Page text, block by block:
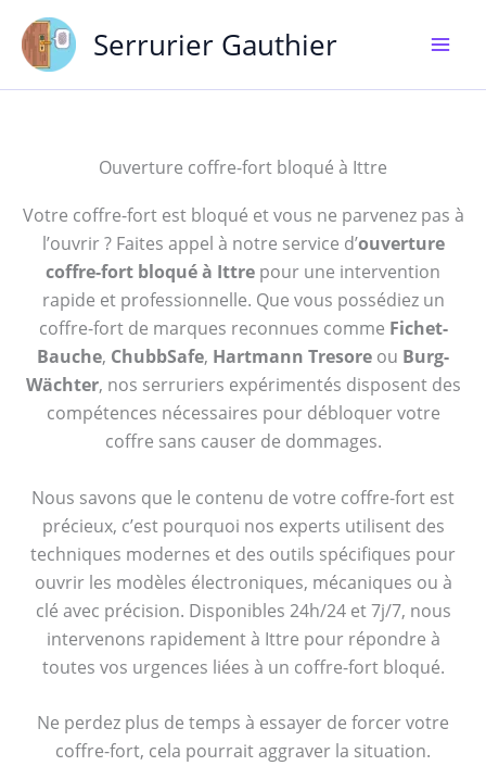
contenu
Serrurier Gauthier
Ouverture coffre-fort bloqué à Ittre
Votre coffre-fort est bloqué et vous ne parvenez pas à
l’ouvrir ? Faites appel à notre service d’ouverture
coffre-fort bloqué à Ittre pour une intervention
rapide et professionnelle. Que vous possédiez un
coffre-fort de marques reconnues comme Fichet-
Bauche, ChubbSafe, Hartmann Tresore ou Burg-
Wächter, nos serruriers expérimentés disposent des
compétences nécessaires pour débloquer votre
coffre sans causer de dommages.
Nous savons que le contenu de votre coffre-fort est
précieux, c’est pourquoi nos experts utilisent des
techniques modernes et des outils spécifiques pour
ouvrir les modèles électroniques, mécaniques ou à
clé avec précision. Disponibles 24h/24 et 7j/7, nous
intervenons rapidement à Ittre pour répondre à
toutes vos urgences liées à un coffre-fort bloqué.
Ne perdez plus de temps à essayer de forcer votre
coffre-fort, cela pourrait aggraver la situation.